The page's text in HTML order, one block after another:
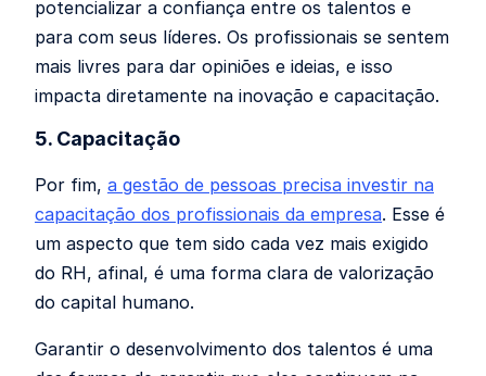
potencializar a confiança entre os talentos e
para com seus líderes. Os profissionais se sentem
mais livres para dar opiniões e ideias, e isso
impacta diretamente na inovação e capacitação.
5. Capacitação
Por fim, a gestão de pessoas precisa investir na
capacitação dos profissionais da empresa. Esse é
um aspecto que tem sido cada vez mais exigido
do RH, afinal, é uma forma clara de valorização
do capital humano.
Garantir o desenvolvimento dos talentos é uma